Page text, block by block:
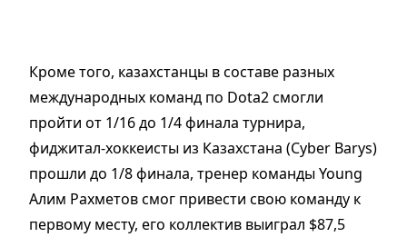
Кроме того, казахстанцы в составе разных
международных команд по Dota2 смогли
пройти от 1/16 до 1/4 финала турнира,
фиджитал-хоккеисты из Казахстана (Cyber Barys)
прошли до 1/8 финала, тренер команды Young
Алим Рахметов смог привести свою команду к
первому месту, его коллектив выиграл $87,5